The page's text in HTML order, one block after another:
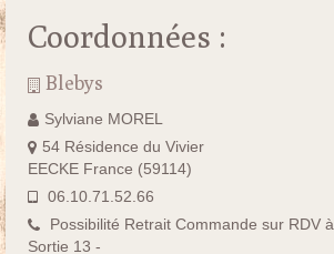
Coordonnées :
Blebys
Sylviane MOREL
54 Résidence du Vivier
EECKE France (59114)
06.10.71.52.66
Possibilité Retrait Commande sur RDV
Sortie 13 -